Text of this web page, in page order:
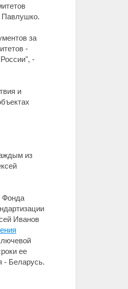
Павлушко.
за
-
-
и
из
Фонда
Иванов
ее
- Беларусь.